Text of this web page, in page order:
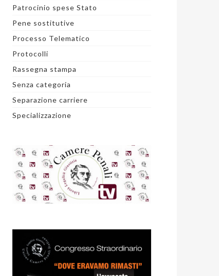
Patrocinio spese Stato
Pene sostitutive
Processo Telematico
Protocolli
Rassegna stampa
Senza categoria
Separazione carriere
Specializzazione